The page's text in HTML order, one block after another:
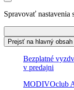
Spravovať nastavenia
Prejsť na hlavný obsah
Bezplatné
v predajni
MODIVOclub